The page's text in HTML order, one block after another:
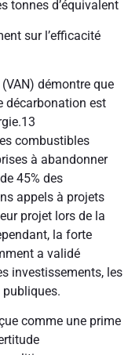
tonnes d’équivalent
sur l’efficacité
démontre que
décarbonation est
13
combustibles
à abandonner
45% des
appels à projets
projet lors de la
la forte
a validé
investissements, les
comme une prime